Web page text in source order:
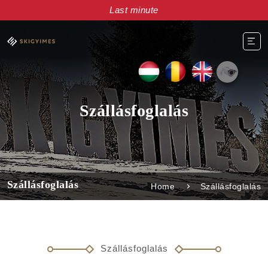
Last minute
Szállásfoglalás
Szállásfoglalás Home Szállásfoglalás
Szállásfoglalás